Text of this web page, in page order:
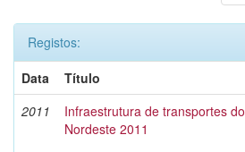
Registos:
Data
Título
2011
Infraestrutura de transportes do
Nordeste 2011